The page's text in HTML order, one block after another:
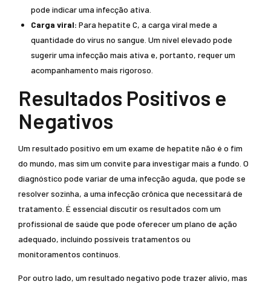
pode indicar uma infecção ativa.
Carga viral: Para hepatite C, a carga viral mede a
quantidade do vírus no sangue. Um nível elevado pode
sugerir uma infecção mais ativa e, portanto, requer um
acompanhamento mais rigoroso.
Resultados Positivos e
Negativos
Um resultado positivo em um exame de hepatite não é o fim
do mundo, mas sim um convite para investigar mais a fundo. O
diagnóstico pode variar de uma infecção aguda, que pode se
resolver sozinha, a uma infecção crônica que necessitará de
tratamento. É essencial discutir os resultados com um
profissional de saúde que pode oferecer um plano de ação
adequado, incluindo possíveis tratamentos ou
monitoramentos contínuos.
Por outro lado, um resultado negativo pode trazer alívio, mas